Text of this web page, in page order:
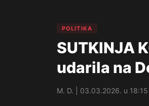
POLITIKA
SUTKINJA
udarila na
M. D. | 03.03.2026. u 18:15